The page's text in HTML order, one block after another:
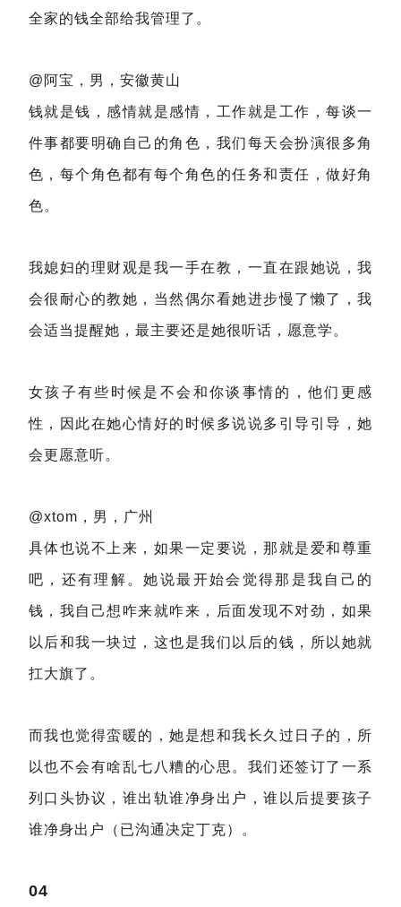
全家的钱全部给我管理了。
@阿宝，男，安徽黄山
钱就是钱，感情就是感情，工作就是工作，每谈一
件事都要明确自己的角色，我们每天会扮演很多角
色，每个角色都有每个角色的任务和责任，做好角
色。
我媳妇的理财观是我一手在教，一直在跟她说，我
会很耐心的教她，当然偶尔看她进步慢了懒了，我
会适当提醒她，最主要还是她很听话，愿意学。
女孩子有些时候是不会和你谈事情的，他们更感
性，因此在她心情好的时候多说说多引导引导，她
会更愿意听。
@xtom，男，广州
具体也说不上来，如果一定要说，那就是爱和尊重
吧，还有理解。她说最开始会觉得那是我自己的
钱，我自己想咋来就咋来，后面发现不对劲，如果
以后和我一块过，这也是我们以后的钱，所以她就
扛大旗了。
而我也觉得蛮暖的，她是想和我长久过日子的，所
以也不会有啥乱七八糟的心思。我们还签订了一系
列口头协议，谁出轨谁净身出户，谁以后提要孩子
谁净身出户（已沟通决定丁克）。
04